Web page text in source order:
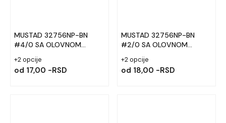
MUSTAD 32756NP-BN
#4/0 SA OLOVNOM
+2 opcije
od 17,00 -RSD
MUSTAD 32756NP-BN
#2/0 SA OLOVNOM
+2 opcije
od 18,00 -RSD